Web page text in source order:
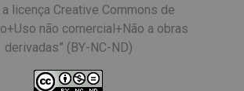
licença Creative Commons de
não comercial+Não a obras
derivadas” (BY-NC-ND)